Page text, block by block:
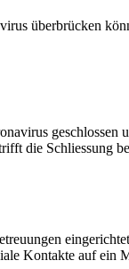
überbrücken
die Schliessung
Kontakte auf ein